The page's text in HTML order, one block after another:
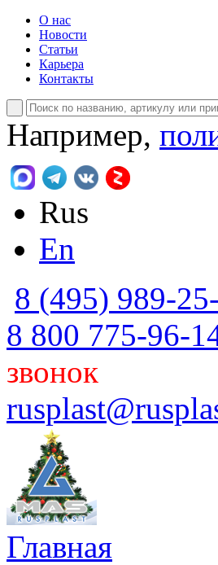
О нас
Новости
Статьи
Карьера
Контакты
Например,
Rus
En
8 (495) 989-
8 800 775-96-
звонок
Главная